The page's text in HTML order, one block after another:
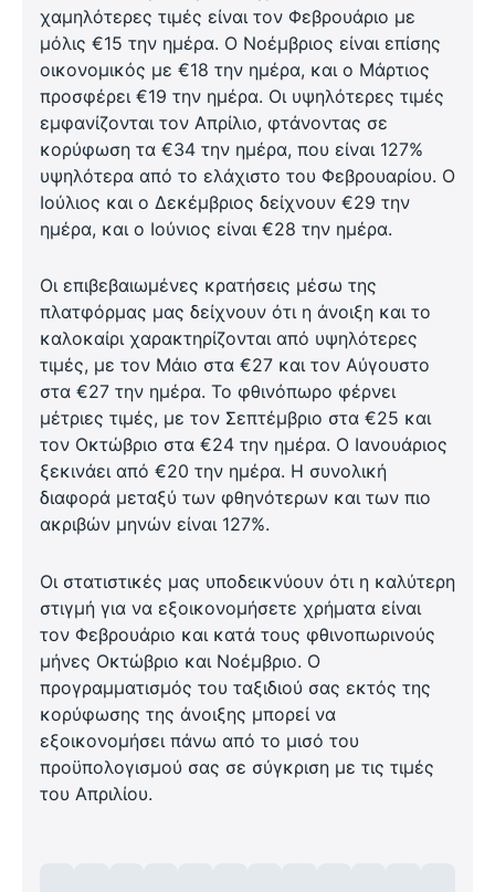
χαμηλότερες τιμές είναι τον Φεβρουάριο με
μόλις €15 την ημέρα. Ο Νοέμβριος είναι επίσης
οικονομικός με €18 την ημέρα, και ο Μάρτιος
προσφέρει €19 την ημέρα. Οι υψηλότερες τιμές
εμφανίζονται τον Απρίλιο, φτάνοντας σε
κορύφωση τα €34 την ημέρα, που είναι 127%
υψηλότερα από το ελάχιστο του Φεβρουαρίου. Ο
Ιούλιος και ο Δεκέμβριος δείχνουν €29 την
ημέρα, και ο Ιούνιος είναι €28 την ημέρα.
Οι επιβεβαιωμένες κρατήσεις μέσω της
πλατφόρμας μας δείχνουν ότι η άνοιξη και το
καλοκαίρι χαρακτηρίζονται από υψηλότερες
τιμές, με τον Μάιο στα €27 και τον Αύγουστο
στα €27 την ημέρα. Το φθινόπωρο φέρνει
μέτριες τιμές, με τον Σεπτέμβριο στα €25 και
τον Οκτώβριο στα €24 την ημέρα. Ο Ιανουάριος
ξεκινάει από €20 την ημέρα. Η συνολική
διαφορά μεταξύ των φθηνότερων και των πιο
ακριβών μηνών είναι 127%.
Οι στατιστικές μας υποδεικνύουν ότι η καλύτερη
στιγμή για να εξοικονομήσετε χρήματα είναι
τον Φεβρουάριο και κατά τους φθινοπωρινούς
μήνες Οκτώβριο και Νοέμβριο. Ο
προγραμματισμός του ταξιδιού σας εκτός της
κορύφωσης της άνοιξης μπορεί να
εξοικονομήσει πάνω από το μισό του
προϋπολογισμού σας σε σύγκριση με τις τιμές
του Απριλίου.